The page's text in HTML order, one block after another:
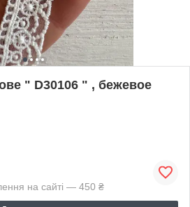
" D30106 " , бежевое
на сайті — 450 ₴